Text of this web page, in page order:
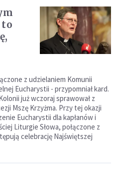
to
z udzielaniem Komunii
Eucharystii - przypomniał kard.
już wczoraj sprawował z
Mszę Krzyżma. Przy tej okazji
Eucharystii dla kapłanów i
Liturgie Słowa, połączone z
celebrację Najświętszej